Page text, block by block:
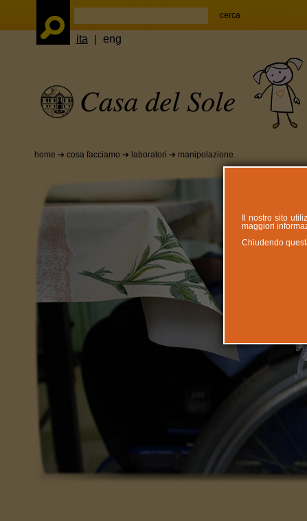
ita | eng
home ➔ cosa facciamo ➔ laboratori ➔ manipolazione
Il nostro sito
maggiori
Chiudendo